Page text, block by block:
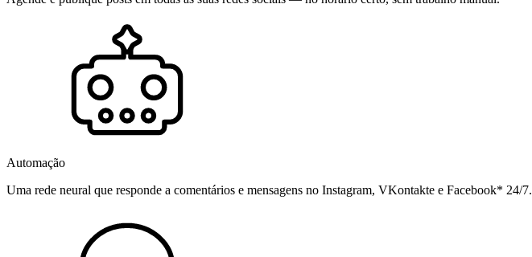
Automação
Uma rede neural que responde a comentários e mensagens no Instagram, VKontakte e Facebook* 24/7.